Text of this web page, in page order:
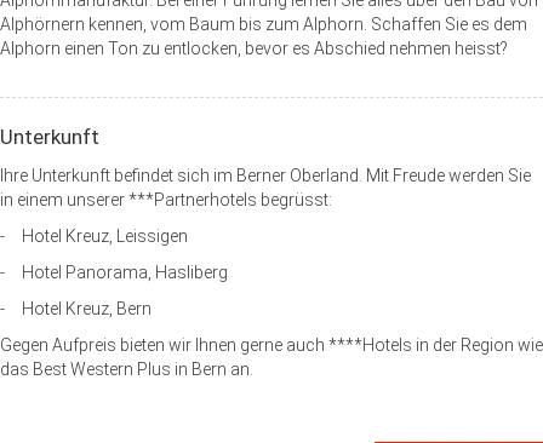
Alphörnern kennen, vom Baum bis zum Alphorn. Schaffen Sie es dem
Alphorn einen Ton zu entlocken, bevor es Abschied nehmen heisst?
Unterkunft
Ihre Unterkunft befindet sich im Berner Oberland. Mit Freude werden Sie
in einem unserer ***Partnerhotels begrüsst:
- Hotel Kreuz, Leissigen
- Hotel Panorama, Hasliberg
- Hotel Kreuz, Bern
Gegen Aufpreis bieten wir Ihnen gerne auch ****Hotels in der Region wie
das Best Western Plus in Bern an.